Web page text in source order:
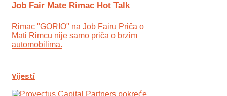
Job Fair Mate Rimac Hot Talk
Rimac "GORIO" na Job Fairu Priča o
Mati Rimcu nije samo priča o brzim
automobilima.
Vijesti